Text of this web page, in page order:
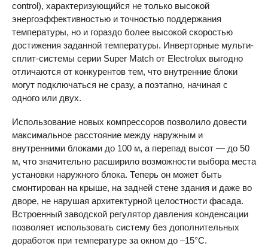
control), характеризующийся не только высокой
энергоэффективностью и точностью поддержания
температуры, но и гораздо более высокой скоростью
достижения заданной температуры. Инверторные мульти-
сплит-системы серии Super Match от Electrolux выгодно
отличаются от конкурентов тем, что внутренние блоки
могут подключаться не сразу, а поэтапно, начиная с
одного или двух.
Использование новых компрессоров позволило довести
максимальное расстояние между наружным и
внутренними блоками до 100 м, а перепад высот — до 50
м, что значительно расширило возможности выбора места
установки наружного блока. Теперь он может быть
смонтирован на крыше, на задней стене здания и даже во
дворе, не нарушая архитектурной целостности фасада.
Встроенный заводской регулятор давления конденсации
позволяет использовать систему без дополнительных
доработок при температуре за окном до –15°C.